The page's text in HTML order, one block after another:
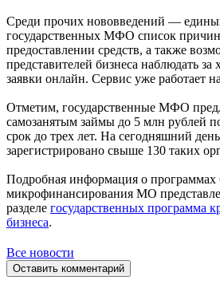
Среди прочих нововведений —
государственных МФО список причин
предоставлении средств, а также
представителей бизнеса наблюдать за
заявки онлайн. Сервис уже работает
Отметим, государственные МФО
самозанятым займы до 5 млн рублей
срок до трех лет. На сегодняшний
зарегистрировано свыше 130 таких
Подробная информация о
микрофинансирования МО
разделе государственных программа
бизнеса.
Все новости
Оставить комментарий